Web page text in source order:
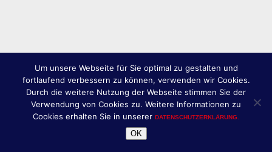
Um unsere Webseite für Sie optimal zu gestalten und
fortlaufend verbessern zu können, verwenden wir Cookies.
Durch die weitere Nutzung der Webseite stimmen Sie der
Verwendung von Cookies zu. Weitere Informationen zu
Cookies erhalten Sie in unserer DATENSCHUTZERKLÄRUNG.
OK